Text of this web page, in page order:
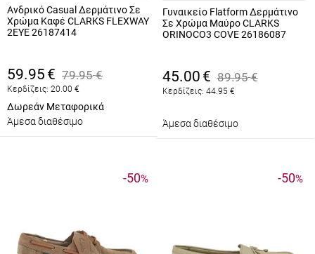
Ανδρικό Casual Δερμάτινο Σε
Χρώμα Καφέ CLARKS FLEXWAY
2EYE 26187414
59.95 € 79.95 €
Κερδίζεις: 20.00 €
Δωρεάν Μεταφορικά
Άμεσα διαθέσιμο
Γυναικείο Flatform Δερμάτινο
Σε Χρώμα Μαύρο CLARKS
ORINOCO3 COVE 26186087
45.00 € 89.95 €
Κερδίζεις: 44.95 €
Άμεσα διαθέσιμο
-50% -50%